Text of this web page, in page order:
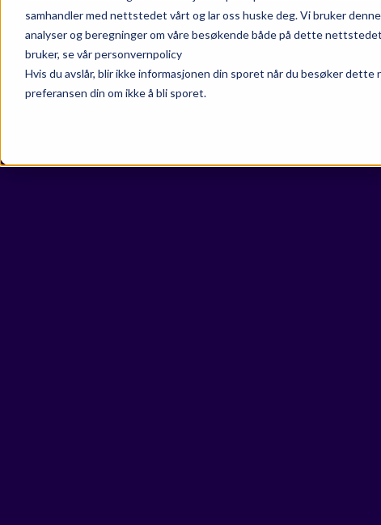
samhandler med nettstedet vårt og lar oss huske deg. Vi bruker
analyser og beregninger om våre besøkende både på dette
bruker, se vår personvernpolicy
Hvis du avslår, blir ikke informasjonen din sporet når du besøker
preferansen din om ikke å bli sporet.